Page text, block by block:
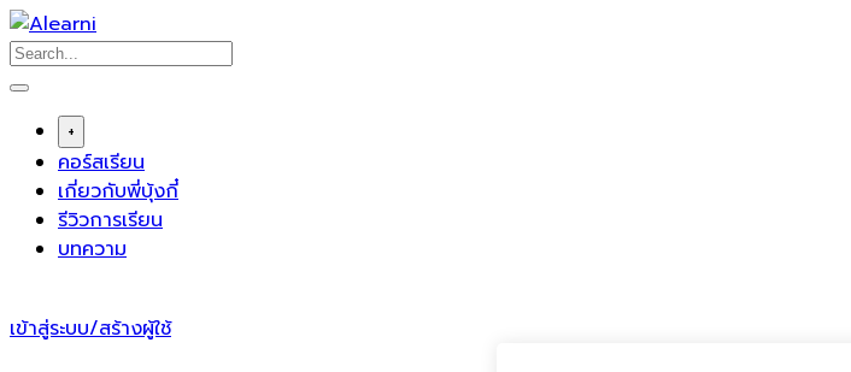
Skip
to
content
+
คอร์สเรียน
เกี่ยวกับพี่บุ้งกี๋
รีวิวการเรียน
บทความ
เข้าสู่ระบบ/สร้างผู้ใช้